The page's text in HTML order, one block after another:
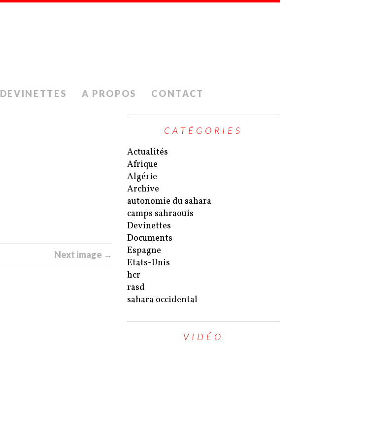
DEVINETTES A PROPOS CONTACT
Next image →
CATÉGORIES
Actualités
Afrique
Algérie
Archive
autonomie du sahara
camps sahraouis
Devinettes
Documents
Espagne
Etats-Unis
hcr
rasd
sahara occidental
VIDÉO